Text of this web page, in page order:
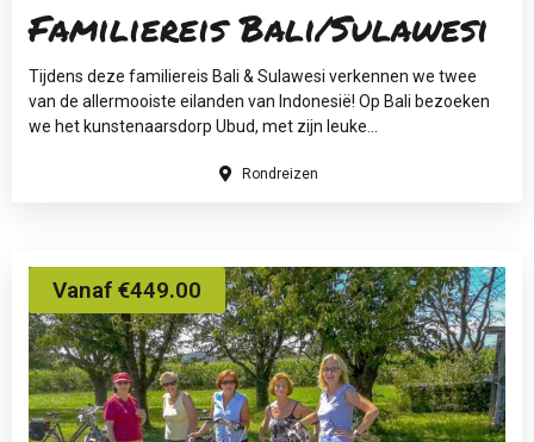
Familiereis Bali/Sulawesi
Tijdens deze familiereis Bali & Sulawesi verkennen we twee
van de allermooiste eilanden van Indonesië! Op Bali bezoeken
we het kunstenaarsdorp Ubud, met zijn leuke...
Rondreizen
Vanaf €449.00